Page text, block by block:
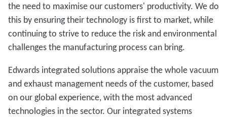
the need to maximise our customers' productivity. We do
this by ensuring their technology is first to market, while
continuing to strive to reduce the risk and environmental
challenges the manufacturing process can bring.
Edwards integrated solutions appraise the whole vacuum
and exhaust management needs of the customer, based
on our global experience, with the most advanced
technologies in the sector. Our integrated systems